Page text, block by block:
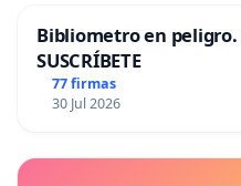
Bibliometro en
SUSCRÍBETE
77 firmas
30 Jul 2026